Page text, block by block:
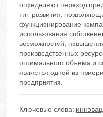
определяют переход
тип развития,
функционирование
использования
возможностей,
производственных
оптимального объема и
является одной из
предприятия.
Ключевые слова: